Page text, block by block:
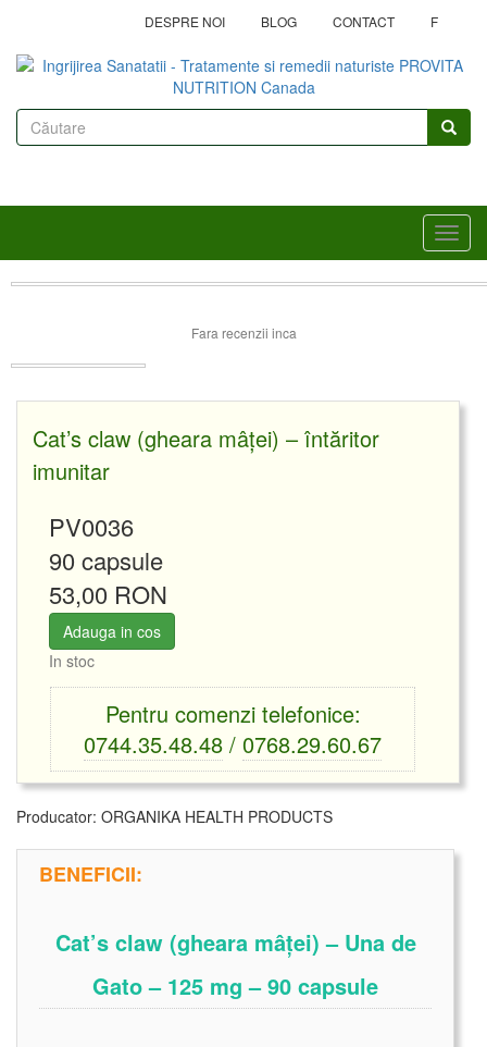
conţinutul
principal
DESPRE NOI BLOG CONTACT F
Formular
căutare
Fara recenzii inca
Cat’s claw (gheara mâței) – întăritor
imunitar
PV0036
90 capsule
53,00 RON
Adauga in cos
In stoc
Pentru comenzi telefonice:
0744.35.48.48 / 0768.29.60.67
Producator: ORGANIKA HEALTH PRODUCTS
BENEFICII:
Cat’s claw (gheara mâței) – Una de
Gato – 125 mg – 90 capsule